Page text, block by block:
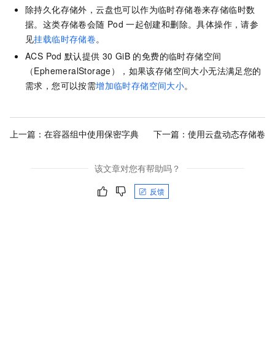
除持久化存储外，云盘也可以作为临时存储卷来存储临时数
据。这类存储卷会随 Pod 一起创建和删除。具体操作，请参
见挂载临时存储卷。
ACS Pod 默认提供 30 GiB 的免费的临时存储空间
（EphemeralStorage），如果该存储空间大小无法满足您的
需求，您可以按需增加临时存储空间大小。
上一篇： 在容器组中使用保密字典 下一篇： 使用云盘动态存储卷
该文章对您有帮助吗？
反馈